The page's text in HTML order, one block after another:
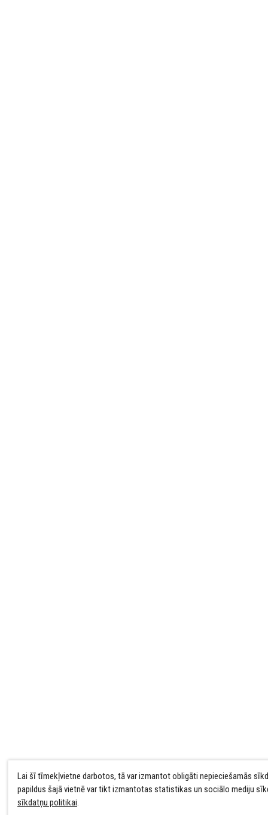
Lai šī tīmekļvietne darbotos, tā var izmantot obligāti nepieciešamās
papildus šajā vietnē var tikt izmantotas statistikas un sociālo mediju
sīkdatņu politikai